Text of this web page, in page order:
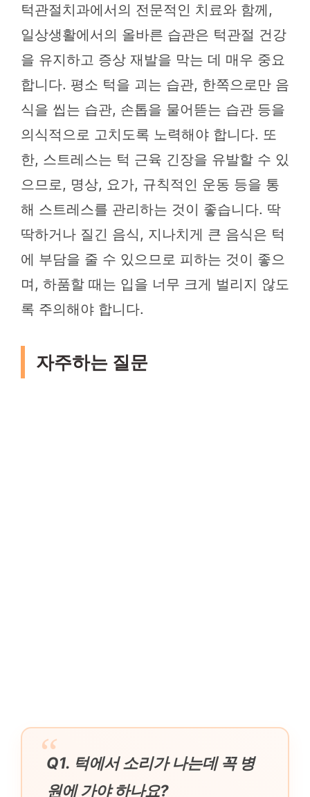
턱관절치과에서의 전문적인 치료와 함께,
일상생활에서의 올바른 습관은 턱관절 건강
을 유지하고 증상 재발을 막는 데 매우 중요
합니다. 평소 턱을 괴는 습관, 한쪽으로만 음
식을 씹는 습관, 손톱을 물어뜯는 습관 등을
의식적으로 고치도록 노력해야 합니다. 또
한, 스트레스는 턱 근육 긴장을 유발할 수 있
으므로, 명상, 요가, 규칙적인 운동 등을 통
해 스트레스를 관리하는 것이 좋습니다. 딱
딱하거나 질긴 음식, 지나치게 큰 음식은 턱
에 부담을 줄 수 있으므로 피하는 것이 좋으
며, 하품할 때는 입을 너무 크게 벌리지 않도
록 주의해야 합니다.
자주하는 질문
Q1. 턱에서 소리가 나는데 꼭 병
원에 가야 하나요?